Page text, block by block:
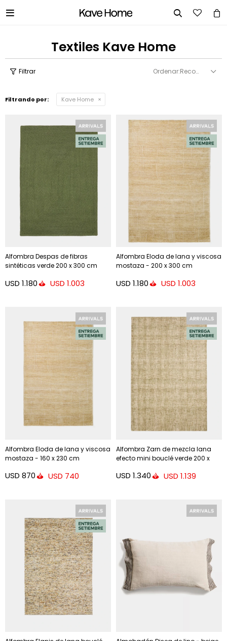
 
Textiles Kave Home
Recomendados
Filtrando por: Kave Home
Alfombra Despas de fibras
sintéticas verde 200 x 300 cm
USD 1.180 USD 1.003
Alfombra Eloda de lana y viscosa
mostaza - 200 x 300 cm
USD 1.180 USD 1.003
Alfombra Eloda de lana y viscosa
mostaza - 160 x 230 cm
USD 870 USD 740
Alfombra Zarn de mezcla lana
efecto mini bouclé verde 200 x
USD 1.340 USD 1.139